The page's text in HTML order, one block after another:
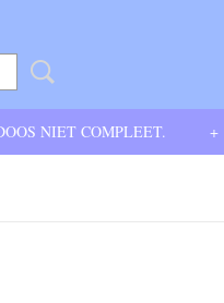
NIET COMPLEET. +